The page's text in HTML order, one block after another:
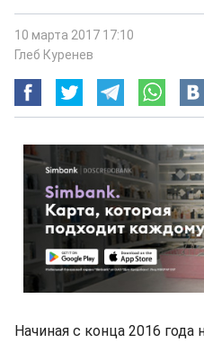
10 марта 2017 17:10
Глеб Куренев
Начиная с конца 2016 года